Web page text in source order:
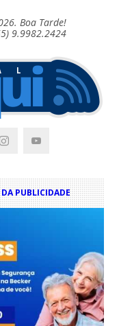
Boa Tarde!
9.9982.2424
PUBLICIDADE